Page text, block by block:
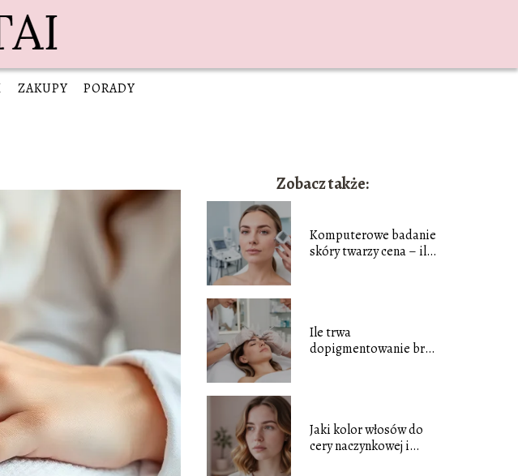
ZAKUPY PORADY
Zobacz także:
Komputerowe badanie
skóry twarzy cena – ile
Ile trwa
dopigmentowanie brwi
Jaki kolor włosów do
cery naczynkowej i